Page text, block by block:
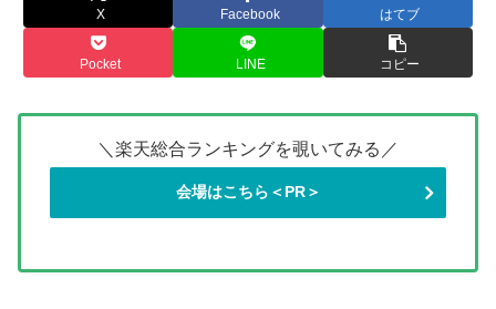
X Facebook はてブ
Pocket LINE コピー
＼楽天総合ランキングを覗いてみる／
会場はこちら＜PR＞